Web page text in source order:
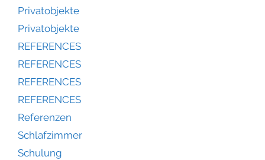
Privatobjekte
Privatobjekte
REFERENCES
REFERENCES
REFERENCES
REFERENCES
Referenzen
Schlafzimmer
Schulung